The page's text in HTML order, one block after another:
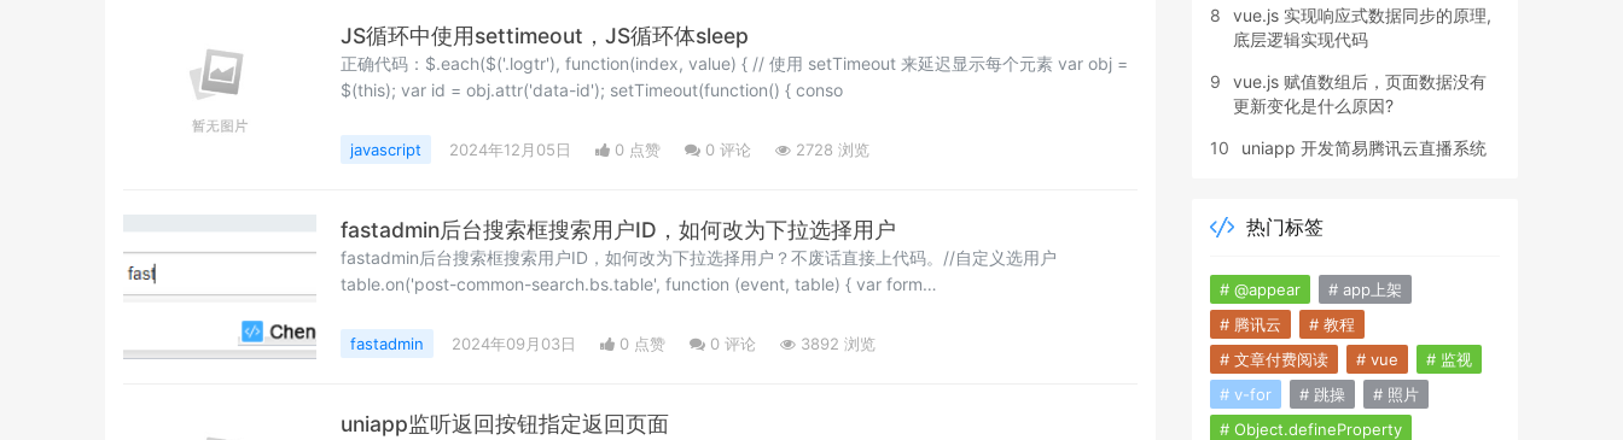
JS循环中使用settimeout，JS循环体sleep
正确代码：$.each($('.logtr'), function(index, value) { // 使用 setTimeout 来延迟显示每个元素 var obj =
$(this); var id = obj.attr('data-id'); setTimeout(function() { conso
javascript 2024年12月05日 0 点赞 0 评论 2728 浏览
fastadmin后台搜索框搜索用户ID，如何改为下拉选择用户
fastadmin后台搜索框搜索用户ID，如何改为下拉选择用户？不废话直接上代码。//自定义选用户
table.on('post-common-search.bs.table', function (event, table) { var form
fastadmin 2024年09月03日 0 点赞 0 评论 3892 浏览
uniapp监听返回按钮指定返回页面
8
vue.js 实现响应式数据同步的原理,
底层逻辑实现代码
9
vue.js 赋值数组后，页面数据没有
更新变化是什么原因?
10 uniapp 开发简易腾讯云直播系统
热门标签
# @appear
# app上架
# 腾讯云
# 教程
# 文章付费阅读
# vue
# 监视
# v-for
# 跳操
# 照片
# Object.defineProperty